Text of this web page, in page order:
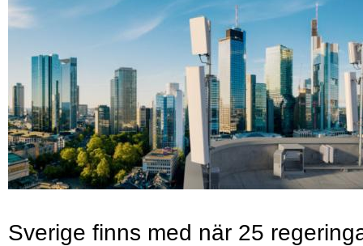
Sverige finns med när 25